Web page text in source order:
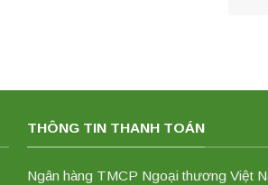
THÔNG TIN THANH TOÁN
Ngân hàng TMCP Ngoại thương Việt